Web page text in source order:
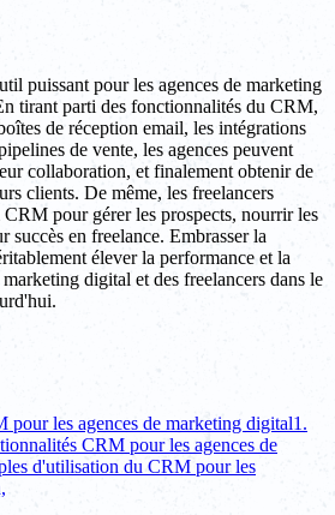
puissant pour les agences de marketing
tirant parti des fonctionnalités du CRM,
de réception email, les intégrations
de vente, les agences peuvent
collaboration, et finalement obtenir de
clients. De même, les freelancers
pour gérer les prospects, nourrir les
succès en freelance. Embrasser la
élever la performance et la
digital et des freelancers dans le
les agences de marketing digital1.
CRM pour les agences de
d'utilisation du CRM pour les